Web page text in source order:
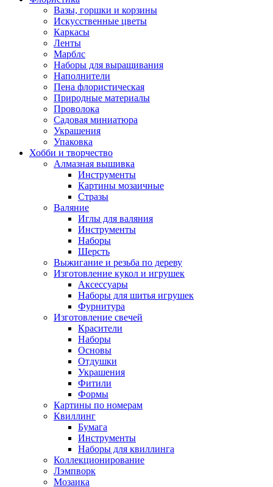
Вазы, горшки и корзины
Искусственные цветы
Каркасы
Ленты
Марблс
Наборы для выращивания
Наполнители
Пена флористическая
Природные материалы
Проволока
Садовая миниатюра
Украшения
Упаковка
Хобби и творчество
Алмазная вышивка
Инструменты
Картины мозаичные
Стразы
Валяние
Иглы для валяния
Инструменты
Наборы
Шерсть
Выжигание и резьба по дереву
Изготовление кукол и игрушек
Аксессуары
Наборы для шитья игрушек
Фурнитура
Изготовление свечей
Красители
Наборы
Основы
Отдушки
Украшения
Фитили
Формы
Картины по номерам
Квиллинг
Бумага
Инструменты
Наборы для квиллинга
Коллекционирование
Лэмпворк
Мозаика